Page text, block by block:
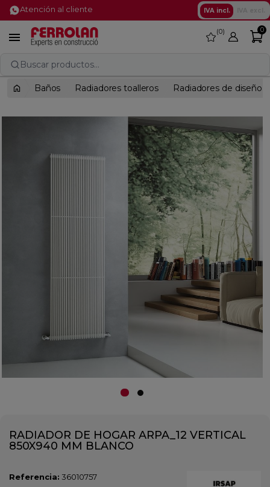
Atención al cliente IVA incl.
 favorite
0 0
Buscar productos...
Baños Radiadores toalleros Radiadores de diseño
RADIADOR DE HOGAR ARPA_12 VERTICAL
850X940 MM BLANCO
Referencia: 36010757